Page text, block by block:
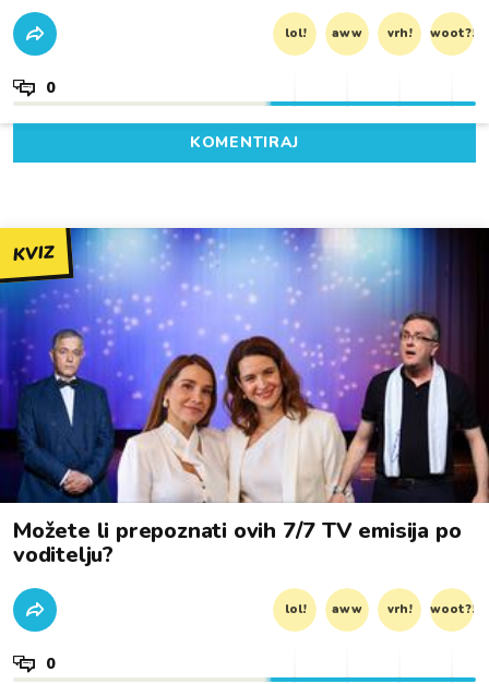
lol! aww vrh! woot?!
0
KOMENTIRAJ
KVIZ
Možete li prepoznati ovih 7/7 TV emisija po
voditelju?
lol! aww vrh! woot?!
0